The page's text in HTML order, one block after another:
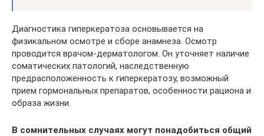
Диагностика гиперкератоза основывается на
физикальном осмотре и сборе анамнеза. Осмотр
проводится врачом-дерматологом. Он уточняет наличие
соматических патологий, наследственную
предрасположенность к гиперкератозу, возможный
прием гормональных препаратов, особенности рациона и
образа жизни.
В сомнительных случаях могут понадобиться общий